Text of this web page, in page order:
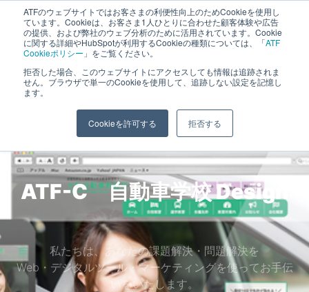
ATFのウェブサイトではお客さまの利便性向上のためCookieを使用し
ています。Cookieは、お客さま1人ひとりに合わせた顧客体験や広告
の提供、および弊社のウェブ分析のために活用されています。Cookie
に関する詳細やHubSpotが利用するCookieの種類については、「ATF
Cookieポリシー 」をご覧ください。
拒否した場合、このウェブサイトにアクセスしても情報は追跡されま
せん。ブラウザで単一のCookieを使用して、追跡しない設定を記憶し
ます。
Cookieを許可する 拒否する
長野県長野市・松本市ウェブ制作事業部 コンサルティングFIRM
自動車学校
ATF-C 自動車学校 SNS
私たちは、あなたの課題解決・問題解決を
Web・デジタルツール・マーケティングを使ってお手伝
いをいたします。